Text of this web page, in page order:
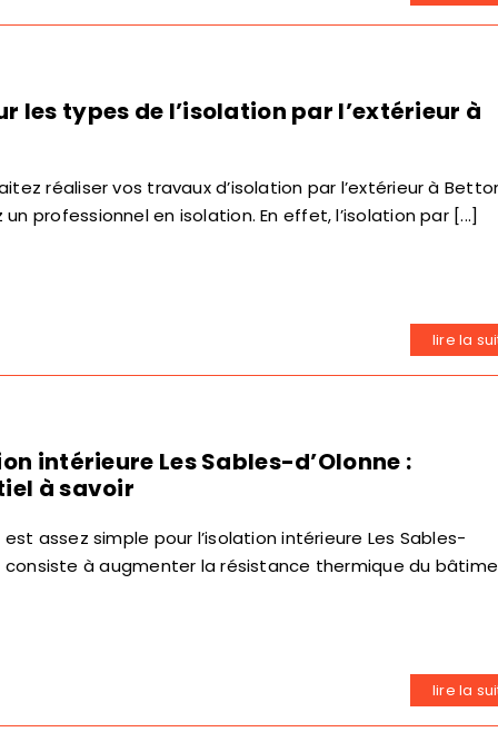
les types de l’isolation par l’extérieur à
réaliser vos travaux d’isolation par l’extérieur à
professionnel en isolation. En effet, l’isolation par [...]
lire la
intérieure Les Sables-d’Olonne :
à savoir
est assez simple pour l’isolation intérieure Les Sables-
consiste à augmenter la résistance thermique du
lire la